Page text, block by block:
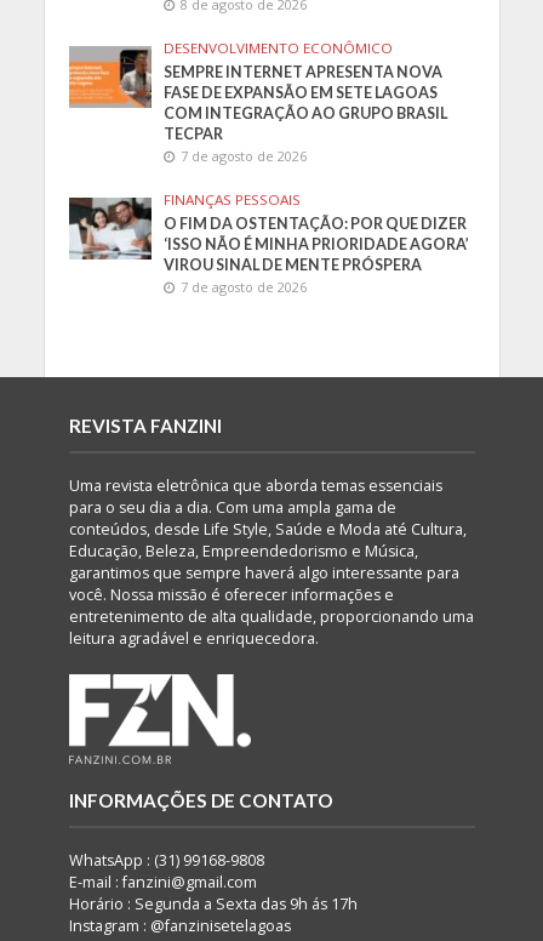
8 de agosto de 2026
DESENVOLVIMENTO ECONÔMICO
SEMPRE INTERNET APRESENTA NOVA
FASE DE EXPANSÃO EM SETE LAGOAS
COM INTEGRAÇÃO AO GRUPO BRASIL
TECPAR
7 de agosto de 2026
FINANÇAS PESSOAIS
O FIM DA OSTENTAÇÃO: POR QUE DIZER
‘ISSO NÃO É MINHA PRIORIDADE AGORA’
VIROU SINAL DE MENTE PRÓSPERA
7 de agosto de 2026
REVISTA FANZINI
Uma revista eletrônica que aborda temas essenciais
para o seu dia a dia. Com uma ampla gama de
conteúdos, desde Life Style, Saúde e Moda até Cultura,
Educação, Beleza, Empreendedorismo e Música,
garantimos que sempre haverá algo interessante para
você. Nossa missão é oferecer informações e
entretenimento de alta qualidade, proporcionando uma
leitura agradável e enriquecedora.
INFORMAÇÕES DE CONTATO
WhatsApp : (31) 99168-9808
E-mail : fanzini@gmail.com
Horário : Segunda a Sexta das 9h ás 17h
Instagram : @fanzinisetelagoas